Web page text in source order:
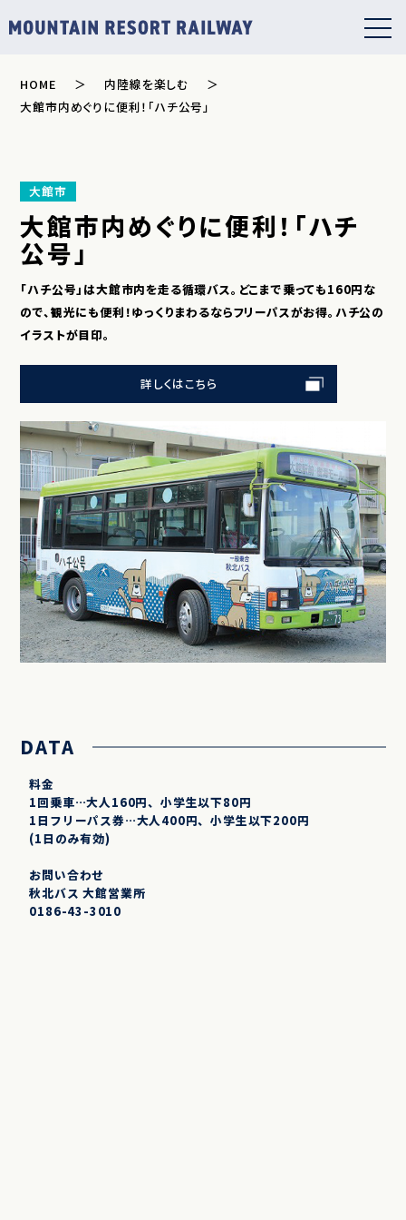
HOME
内陸線を楽しむ
大館市内めぐりに便利！「ハチ公号」
大館市
大館市内めぐりに便利！「ハチ
公号」
「ハチ公号」は大館市内を走る循環バス。どこまで乗っても160円な
ので、観光にも便利！ゆっくりまわるならフリーパスがお得。ハチ公の
イラストが目印。
詳しくはこちら
DATA
料金
1回乗車…大人160円、小学生以下80円
1日フリーパス券…大人400円、小学生以下200円
(1日のみ有効)
お問い合わせ
秋北バス 大館営業所
0186-43-3010